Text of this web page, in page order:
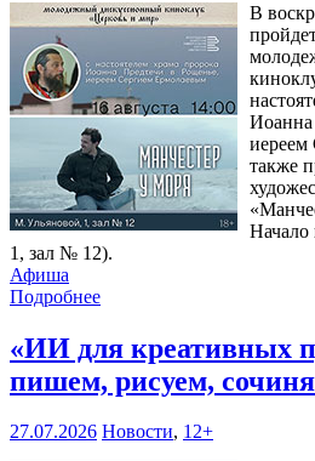
В
Иоанна
иереем
также
Начало
1, зал № 12).
Афиша
Подробнее
«ИИ для креативных
пишем, рисуем,
27.07.2026 Новости, 12+